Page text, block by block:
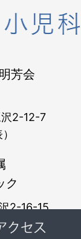
芳会
2-12-7
ク
2-16-15
通）